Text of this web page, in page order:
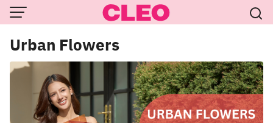
Skip
to
content
Urban Flowers